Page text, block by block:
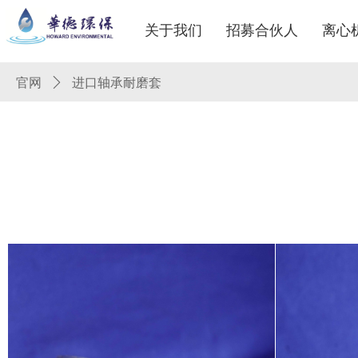
关于我们 招募合伙人 离心
官网 ꄲ 进口轴承耐磨套